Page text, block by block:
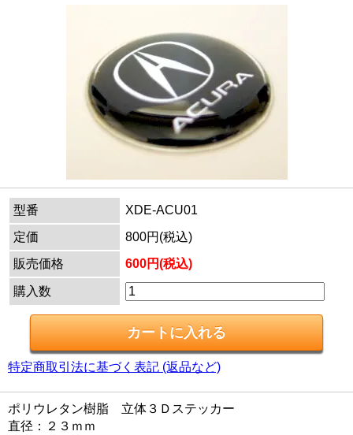
型番
XDE-ACU01
定価
800円(税込)
販売価格
600円(税込)
購入数
特定商取引法に基づく表記 (返品など)
ポリウレタン樹脂 立体３Ｄステッカー
直径：２３ｍｍ